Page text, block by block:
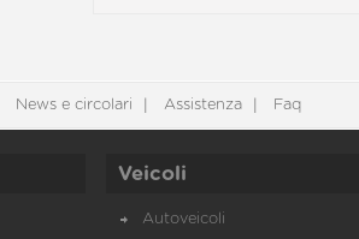
News e circolari Assistenza Faq
Veicoli
Autoveicoli